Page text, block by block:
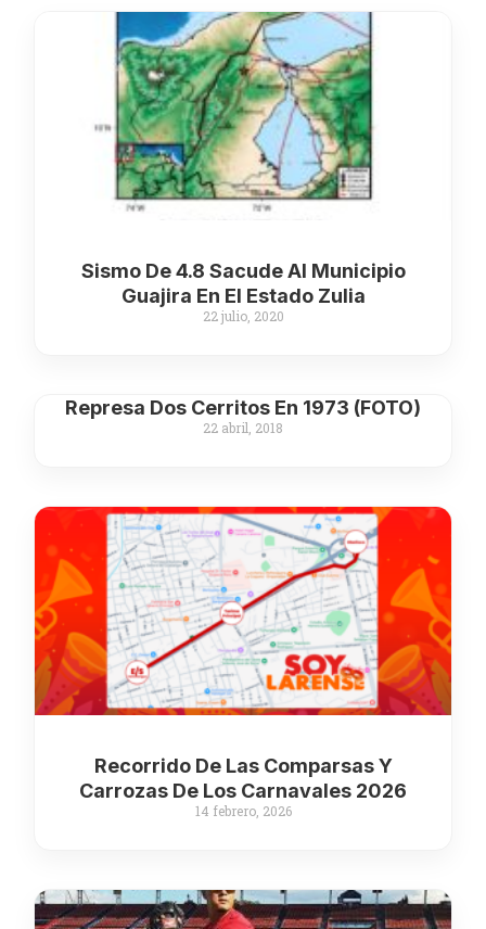
Sismo De 4.8 Sacude Al Municipio
Guajira En El Estado Zulia
22 julio, 2020
Represa Dos Cerritos En 1973 (FOTO)
22 abril, 2018
Recorrido De Las Comparsas Y
Carrozas De Los Carnavales 2026
14 febrero, 2026